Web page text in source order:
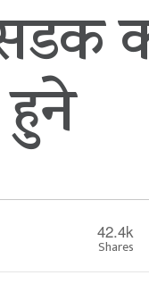
42.4k
Shares